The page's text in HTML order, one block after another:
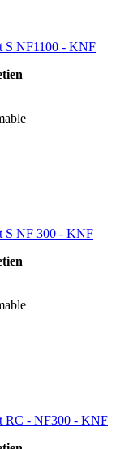
S NF1100 - KNF
S NF 300 - KNF
RC - NF300 - KNF